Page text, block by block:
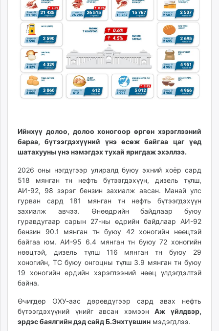
mass.mn
unegui.mn
assa.mn
toim.mn
tac.mn
paparazzi.mn
unread.today
Ийнхүү долоо, долоо хоногоор өргөн хэрэглээний
бараа, бүтээгдэхүүний үнэ өсөж байгаа цаг үед
шатахууны үнэ нэмэгдэх тухай яригдаж эхэллээ.
2026 оны нэгдүгээр улиралд буюу эхний хоёр сард
518 мянган тн нефть бүтээгдэхүүн, дизель түлш,
АИ-92, 98 зэрэг бензин захиалж авсан. Манай улс
гурван сард 181 мянган тн нефть бүтээгдэхүүн
захиалж авчээ. Өнөөдрийн байдлаар буюу
гуравдугаар сарын 27-ны өдрийн байдлаар АИ-92
бензин 90.1 мянган тн буюу 42 хоногийн нөөцтэй
байгаа юм. АИ-95 6.4 мянган тн буюу 72 хоногийн
нөөцтэй, дизель түлш 116 мянган тн буюу 29
хоногийн, ТС буюу онгоцны түлш 3.9 мянган тн буюу
19 хоногийн ердийн хэрэглээний нөөц үлдэгдэлтэй
байна.
Өчигдөр ОХУ-аас дөрөвдүгээр сард авах нефть
бүтээгдэхүүний үнийг авсан хэмээн Аж үйлдвэр,
эрдэс баялгийн дэд сайд Б.Энхтүвшин мэдэгдлээ.